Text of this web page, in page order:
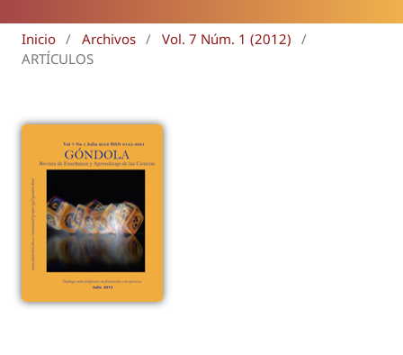
Inicio / Archivos / Vol. 7 Núm. 1 (2012)
/
ARTÍCULOS